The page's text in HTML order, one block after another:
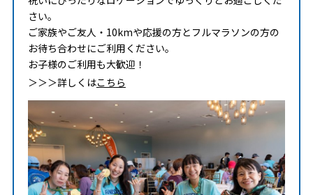
さい。
ご家族やご友人・10kmや応援の方とフルマラソンの方の
お待ち合わせにご利用ください。
お子様のご利用も大歓迎！
＞＞＞詳しくはこちら